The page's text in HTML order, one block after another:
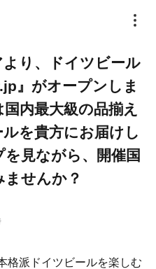
り、ドイツビール
』がオープンしま
内最大級の品揃え
を貴方にお届けし
見ながら、開催国
せんか？
格派ドイツビールを楽しむ